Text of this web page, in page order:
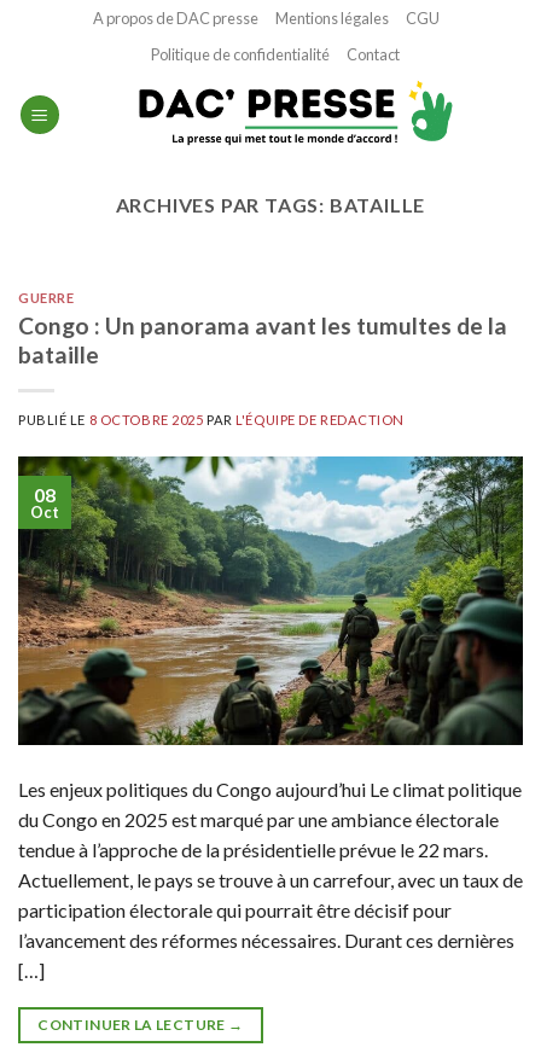
A propos de DAC presse Mentions légales
CGU
Politique de confidentialité
Contact
ARCHIVES PAR TAGS: BATAILLE
GUERRE
Congo : Un panorama avant les tumultes de la
bataille
PUBLIÉ LE 8 OCTOBRE 2025 PARL'ÉQUIPE DE REDACTION
08
Oct
Les enjeux politiques du Congo aujourd’hui Le climat politique
du Congo en 2025 est marqué par une ambiance électorale
tendue à l’approche de la présidentielle prévue le 22 mars.
Actuellement, le pays se trouve à un carrefour, avec un taux de
participation électorale qui pourrait être décisif pour
l’avancement des réformes nécessaires. Durant ces dernières
[…]
CONTINUER LA LECTURE →